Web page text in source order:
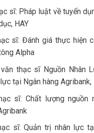
sĩ: Pháp luật về tuyển
HAY
sĩ: Đánh giá thực hiện
Alpha
thạc sĩ Nguồn Nhân
tại Ngân hàng Agribank,
sĩ: Chất lượng nguồn
sĩ: Quản trị nhân lực